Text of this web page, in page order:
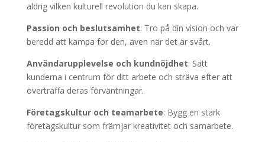
aldrig vilken kulturell revolution du kan skapa.
Passion och beslutsamhet: Tro på din vision och var
beredd att kämpa för den, även när det är svårt.
Användarupplevelse och kundnöjdhet: Sätt
kunderna i centrum för ditt arbete och sträva efter att
överträffa deras förväntningar.
Företagskultur och teamarbete: Bygg en stark
företagskultur som främjar kreativitet och samarbete.